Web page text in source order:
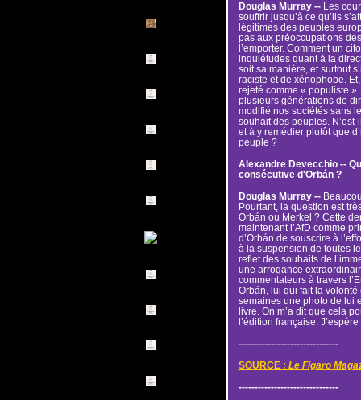
Douglas Murray --Les
souffrir jusqu’à ce qu’ils
légitimes des peuples
pas aux préoccupations
l’emporter. Comment un
inquiétudes quant à la
soit sa manière, et surtout
raciste et de xénophobe.
rejeté comme « populiste
plusieurs générations de
modifié nos sociétés sans
souhait des peuples.
et à y remédier plutôt que
peuple ?
Alexandre Devecchio --
consécutive d'Orbán ?
Douglas Murray --
Pourtant, la question est
Orbán ou Merkel ? Cette
maintenant l’AfD comme
d’Orbán de souscrire à
à la suspension de toutes
reflet des souhaits de
une arrogance
commentateurs à travers
Orbán, lui qui fait la volonté
semaines une photo de lui
livre. On m’a dit que cela
l’édition française.
-------------------------------
SOURCE : Le Figaro
-------------------------------